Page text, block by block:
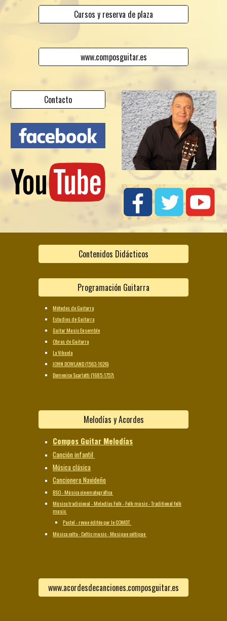
Cursos y reserva de plaza
www.composguitar.es
Contacto
Contenidos Didácticos
Programación Guitarra
Métodos de Guitarra
Estudios de Guitarra
Guitar Music Ensemble
Obras de Guitarra
La Vihuela
JOHN DOWLAND (1563-1626)
Domenico Scarlatti (1685-1757)
Melodías y Acordes
Compos Guitar Melodías
Canción infantil
Música clásica
Cancionero Navideño
BSO - Música cinematográfica
Música tradicional - Melodías Folk - Folk music - Traditional folk
music
Pastel - revue éditée par le COMDT
Música celta - Celtic music - Musique celtique
www.acordesdecanciones.composguitar.es